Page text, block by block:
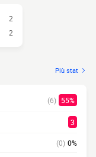
2
2
Più stat
(6) 55%
3
(0) 0%